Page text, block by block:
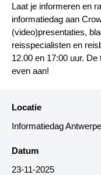
Laat je informeren en
informatiedag aan
(video)presentaties,
reisspecialisten en
12.00 en 17:00 uur.
even aan!
Locatie
Informatiedag
Datum
23-11-2025